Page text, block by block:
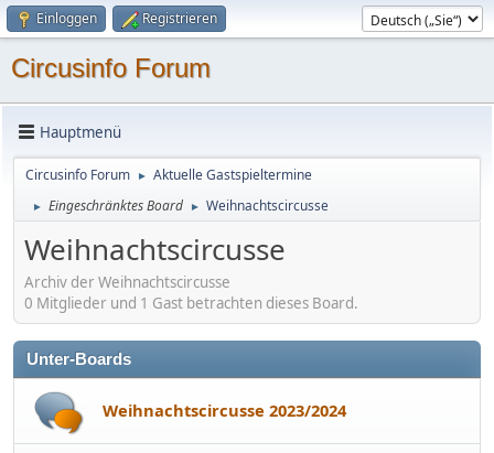
Einloggen Registrieren
Circusinfo Forum
Hauptmenü
Circusinfo Forum ► Aktuelle Gastspieltermine
► Eingeschränktes Board ► Weihnachtscircusse
Weihnachtscircusse
Archiv der Weihnachtscircusse
0 Mitglieder und 1 Gast betrachten dieses Board.
Unter-Boards
Weihnachtscircusse 2023/2024